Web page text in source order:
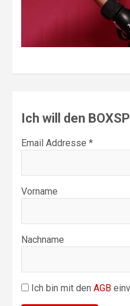
Ich will den
Email Addresse *
Vorname
Nachname
Ich bin mit denAGB